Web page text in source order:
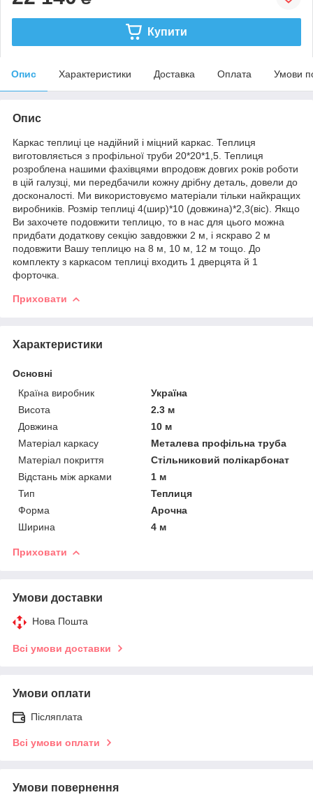
Купити
Опис Характеристики Доставка Оплата Умови
Опис
Каркас теплиці це надійний і міцний каркас. Теплиця
виготовляється з профільної труби 20*20*1,5. Теплиця
розроблена нашими фахівцями впродовж довгих років роботи
в цій галузці, ми передбачили кожну дрібну деталь, довели до
досконалості. Ми використовуємо матеріали тільки найкращих
виробників. Розмір теплиці 4(шир)*10 (довжина)*2,3(віс). Якщо
Ви захочете подовжити теплицю, то в нас для цього можна
придбати додаткову секцію завдовжки 2 м, і яскраво 2 м
подовжити Вашу теплицю на 8 м, 10 м, 12 м тощо. До
комплекту з каркасом теплиці входить 1 дверцята й 1
форточка.
Приховати
Характеристики
Основні
Країна виробник
Україна
Висота
2.3 м
Довжина
10 м
Матеріал каркасу
Металева профільна труба
Матеріал покриття
Стільниковий полікарбонат
Відстань між арками
1 м
Тип
Теплиця
Форма
Арочна
Ширина
4 м
Приховати
Умови доставки
Нова Пошта
Всі умови доставки
Умови оплати
Післяплата
Всі умови оплати
Умови повернення